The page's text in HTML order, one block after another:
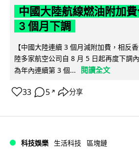
中國大陸航線燃油附加
3 個月下調
【中國大陸連續 3 個月減附加費，相反
陸多家航空公司自 8 月 5 日起再度下調
為年內連續第 3 個...
閱讀全文
33 5 ↗ 分享
科技娛樂 生活科技 區塊鏈